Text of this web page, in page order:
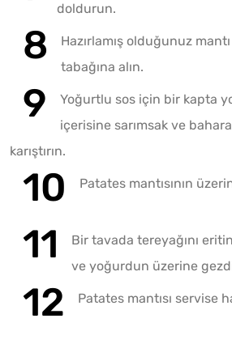
doldurun.
Hazırlamış olduğunuz
tabağına alın.
Yoğurtlu sos için bir kapta
içerisine sarımsak ve
karıştırın.
Patates mantısının
Bir tavada tereyağını
ve yoğurdun üzerine
Patates mantısı servise